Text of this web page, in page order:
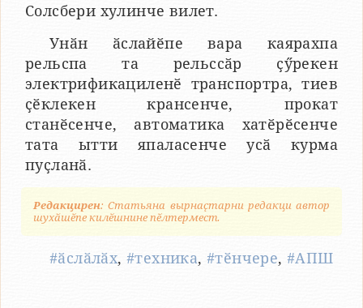
Солсбери хулинче вилет.
Унӑн ӑслайӗпе вара каярахпа
рельспа та рельссӑр ҫӳрекен
электрификациленӗ транспортра, тиев
ҫӗклекен крансенче, прокат
станӗсенче, автоматика хатӗрӗсенче
тата ытти япаласенче усӑ курма
пуҫланӑ.
Редакцирен: Статьяна вырнаҫтарни редакци автор
шухӑшӗпе килӗшнине пӗлтермест.
#ӑслӑлӑх,#техника,#тӗнчере,#АПШ